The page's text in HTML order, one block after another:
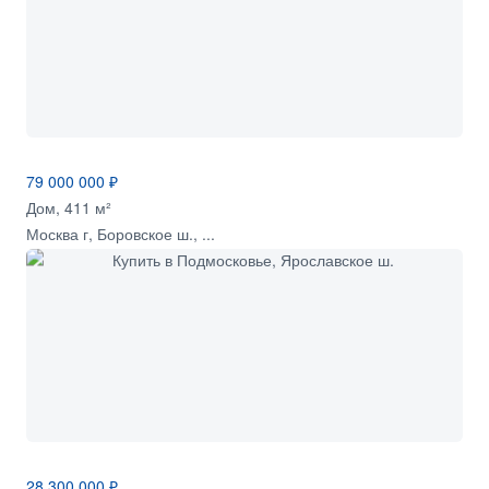
79 000 000 ₽
Дом, 411 м²
Москва г, Боровское ш., ...